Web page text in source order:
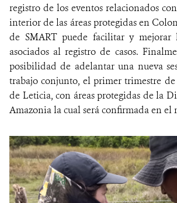
registro de los eventos relacionados
interior de las áreas protegidas en
de SMART puede facilitar y mejorar
asociados al registro de casos.
posibilidad de adelantar una nueva
trabajo conjunto, el primer trimestre
de Leticia, con áreas protegidas de la
Amazonia la cual será confirmada en el